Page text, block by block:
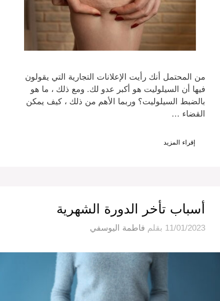
من المحتمل أنك رأيت الإعلانات التجارية التي يقولون
فيها أن السيلوليت هو أكبر عدو لك. ومع ذلك ، ما هو
بالضبط السيلوليت؟ وربما الأهم من ذلك ، كيف يمكن
القضاء …
إقراء المزيد
أسباب تأخر الدورة الشهرية
11/01/2023 بقلم فاطمة اليوسفي